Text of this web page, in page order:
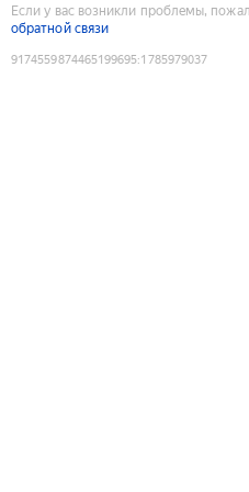
Если у вас возникли проблемы,
обратной связи
9174559874465199695:1785979037